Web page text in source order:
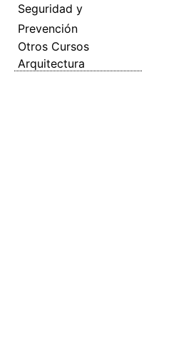
Seguridad y
Prevención
Otros Cursos
Arquitectura